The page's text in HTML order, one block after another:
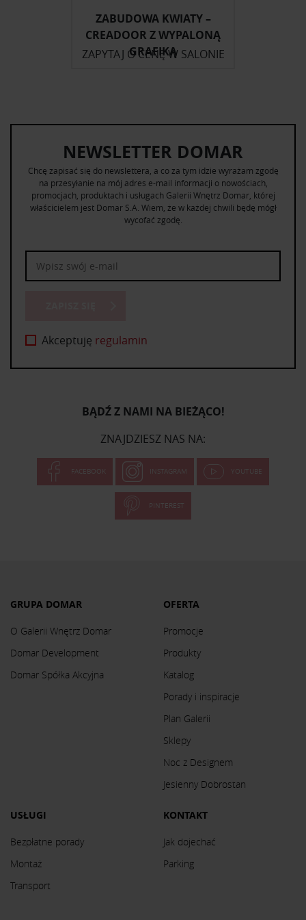
ZABUDOWA KWIATY –
CREADOOR Z WYPALONĄ
GRAFIKĄ
ZAPYTAJ O CENĘ W SALONIE
NEWSLETTER DOMAR
Chcę zapisać się do newslettera, a co za tym idzie wyrażam zgodę
na przesyłanie na mój adres e-mail informacji o nowościach,
promocjach, produktach i usługach Galerii Wnętrz Domar, której
właścicielem jest Domar S.A. Wiem, że w każdej chwili będę mógł
wycofać zgodę.
Akceptuję regulamin
BĄDŹ Z NAMI NA BIEŻĄCO!
ZNAJDZIESZ NAS NA:
FACEBOOK INSTAGRAM YOUTUBE
PINTEREST
GRUPA DOMAR
O Galerii Wnętrz Domar
Domar Development
Domar Spółka Akcyjna
OFERTA
Promocje
Produkty
Katalog
Porady i inspiracje
Plan Galerii
Sklepy
Noc z Designem
Jesienny Dobrostan
USŁUGI
Bezpłatne porady
Montaż
Transport
KONTAKT
Jak dojechać
Parking